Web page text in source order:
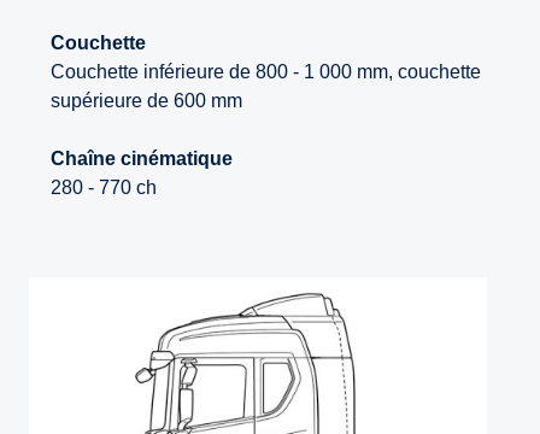
Couchette
Couchette inférieure de 800 - 1 000 mm, couchette
supérieure de 600 mm
Chaîne cinématique
280 - 770 ch